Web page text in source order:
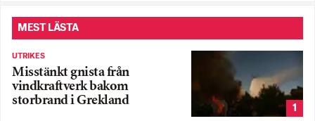
MEST LÄSTA
UTRIKES
Misstänkt gnista från
vindkraftverk bakom
storbrand i Grekland
1